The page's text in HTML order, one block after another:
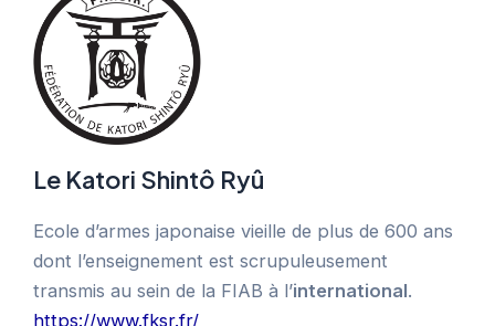
Le Katori Shintô Ryû
Ecole d’armes japonaise vieille de plus de 600 ans
dont l’enseignement est scrupuleusement
transmis au sein de la FIAB à l’international.
https://www.fksr.fr/